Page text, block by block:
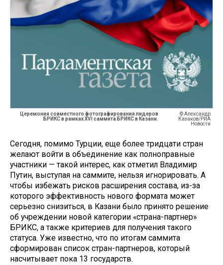
Церемония совместного фотографирования лидеров
БРИКС в рамках XVI саммита БРИКС в Казани.
© Александр
Казаков/РИА
Новости
Сегодня, помимо Турции, еще более тридцати стран
желают войти в объединение как полноправные
участники — такой интерес, как отметил Владимир
Путин, выступая на саммите, нельзя игнорировать. А
чтобы избежать рисков расширения состава, из-за
которого эффективность нового формата может
серьезно снизиться, в Казани было принято решение
об учреждении новой категории «страна-партнер»
БРИКС, а также критериев для получения такого
статуса. Уже известно, что по итогам саммита
сформирован список стран-партнеров, который
насчитывает пока 13 государств.